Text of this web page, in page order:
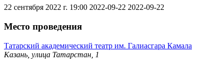
22 сентября 2022 г. 19:00 2022-09-22 2022-09-22
Место проведения
Татарский академический театр им. Галиасгара Камала
Казань, улица Татарстан, 1